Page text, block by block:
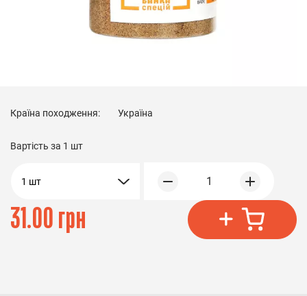
Країна походження: Україна
Вартість за 1 шт
1 шт 1
31.00 грн